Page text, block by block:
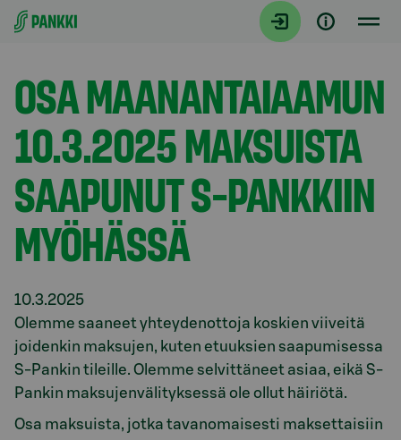
Siirry suoraan sisältöön
Tiedotteet
OSA MAANANTAIAAMUN
10.3.2025 MAKSUISTA
SAAPUNUT S-PANKKIIN
MYÖHÄSSÄ
10.3.2025
Olemme saaneet yhteydenottoja koskien viiveitä
joidenkin maksujen, kuten etuuksien saapumisessa
S-Pankin tileille. Olemme selvittäneet asiaa, eikä S-
Pankin maksujenvälityksessä ole ollut häiriötä.
Osa maksuista, jotka tavanomaisesti maksettaisiin